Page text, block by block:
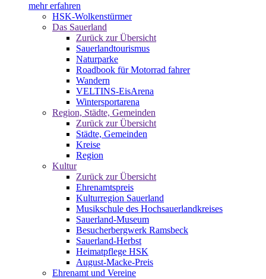
mehr erfahren
HSK-Wolkenstürmer
Das Sauerland
Zurück zur Übersicht
Sauerlandtourismus
Naturparke
Roadbook für Motorrad fahrer
Wandern
VELTINS-EisArena
Wintersportarena
Region, Städte, Gemeinden
Zurück zur Übersicht
Städte, Gemeinden
Kreise
Region
Kultur
Zurück zur Übersicht
Ehrenamtspreis
Kulturregion Sauerland
Musikschule des Hochsauerlandkreises
Sauerland-Museum
Besucherbergwerk Ramsbeck
Sauerland-Herbst
Heimatpflege HSK
August-Macke-Preis
Ehrenamt und Vereine